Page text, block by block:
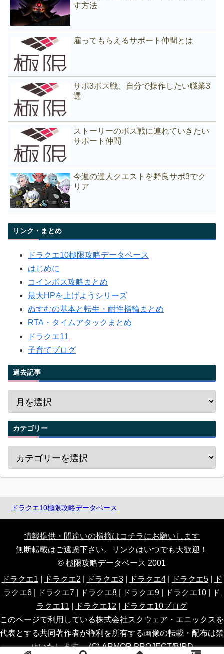
す方法
雇ってもらえるサポート仲間とは
サポ3ボス戦、自分で操作したい職業3
選
ストーリーのボス戦に連れていきたい
サポート仲間
今週の達人クエストを野良サポ3でク
リア
リンク・まとめ
ドラクエ10極限攻略データベース
はじめに
コインボス攻略まとめ
最大HPを上げようシリーズ
ぬすむの基本と転生・耐性指輪まとめ
RTA・タイムアタックまとめ
ドラクエ11
子育てブログ
過去記事
カテゴリー
ドラクエ10極限攻略データベース
情報提供・間違いの指摘はコチラにお願いします
無断転載はご遠慮下さい。リンクはいつでも大歓迎！
© 極限攻略データベース 2001
ドラクエ1
ドラクエ2 ドラクエ3| ドラクエ4| ドラクエ5|
ド
ラクエ6
ドラクエ7 ドラクエ8 ドラクエ9 ドラクエ10
ド
ラクエ11
ドラクエ12
ドラクエ10ブログ
このページで利用している株式会社スクウェア・エニックスを
代表とする共同著作者が権利を所有する画像の転載・配布は禁
止いたします。 (C) ARMOR PROJECT/BIRD